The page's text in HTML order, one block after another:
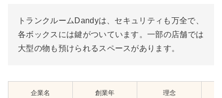
トランクルームDandyは、セキュリティも万全で、
各ボックスには鍵がついています。一部の店舗では
大型の物も預けられるスペースがあります。
企業名 創業年 理念